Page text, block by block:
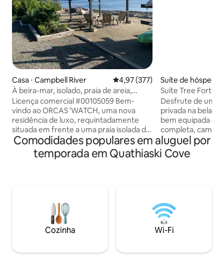
Casa ⋅ Campbell River 4,97 de uma avaliação média de
4,97 (377)
À beira-mar, isolado, praia de areia,
banheira de hidromassagem privativa
Licença comercial #00105059 Bem-
vindo ao ORCAS 'WATCH, uma nova
residência de luxo, requintadamente
situada em frente a uma praia isolada de
areia e ao oceano. Comodidades: 2
Suítes Master - com camas king size e
suítes privativas com pisos aquecidos e
cozinha completa, lavanderia, móveis
confortáveis, lareira a gás, ar
condicionado, lareira externa, caiaques
de cortesia, estacionamento amplo,
Suíte de hóspedes ⋅
Island
Suíte Tree Fort
de
Desfrute de uma
privada na bela
bem equipada
completa, cama
deck grande com
banheira de
uma sauna
balsa. Duas
incluídas para
estadia, e um
pode ser
Comodidades populares em aluguel por
temporada em Quathiaski Cove
Cozinha Wi-Fi